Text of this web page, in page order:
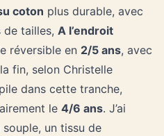
coton plus durable, avec
de tailles, A l’endroit
réversible en 2/5 ans, avec
fin, selon Christelle
dans cette tranche,
le 4/6 ans. J’ai
un tissu de